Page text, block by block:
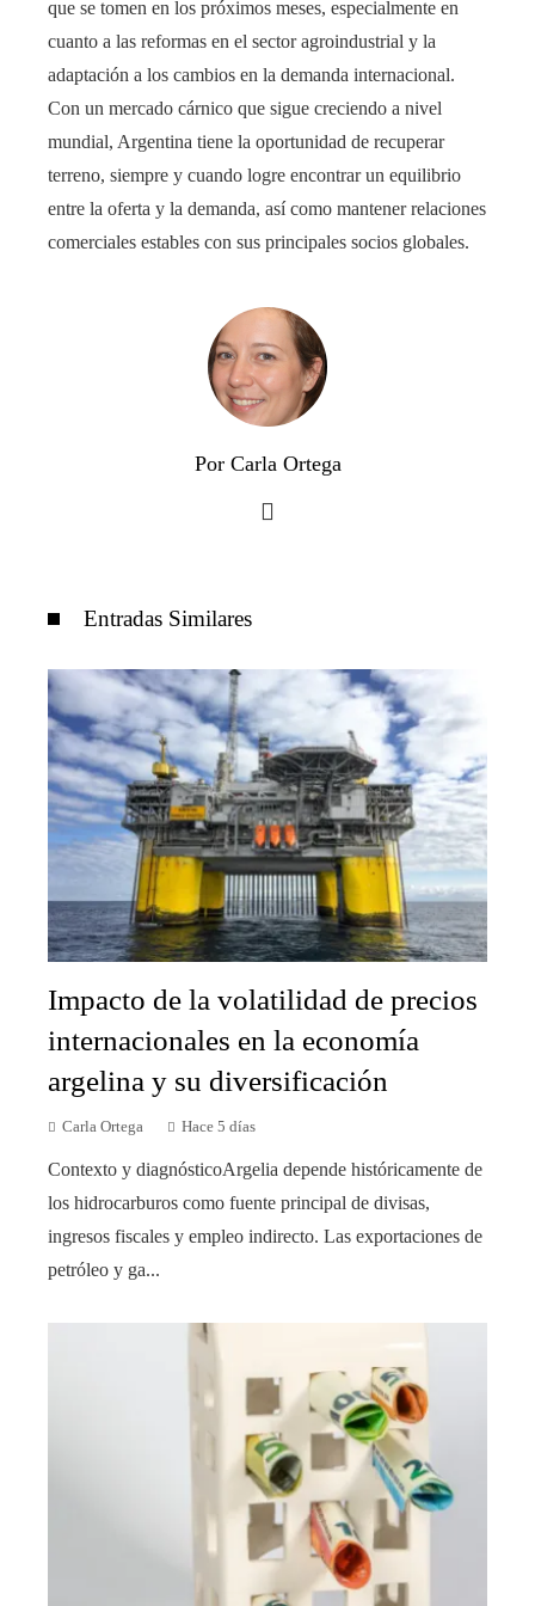
que se tomen en los próximos meses, especialmente en
cuanto a las reformas en el sector agroindustrial y la
adaptación a los cambios en la demanda internacional.
Con un mercado cárnico que sigue creciendo a nivel
mundial, Argentina tiene la oportunidad de recuperar
terreno, siempre y cuando logre encontrar un equilibrio
entre la oferta y la demanda, así como mantener relaciones
comerciales estables con sus principales socios globales.
Por Carla Ortega
Entradas Similares
Impacto de la volatilidad de precios
internacionales en la economía
argelina y su diversificación
Carla Ortega Hace 5 días
Contexto y diagnósticoArgelia depende históricamente de
los hidrocarburos como fuente principal de divisas,
ingresos fiscales y empleo indirecto. Las exportaciones de
petróleo y ga...